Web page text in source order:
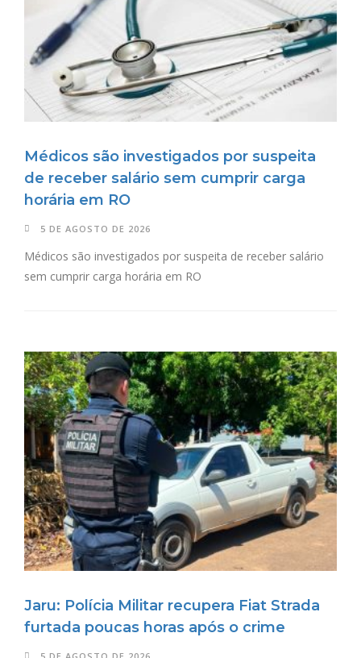
Médicos são investigados por suspeita
de receber salário sem cumprir carga
horária em RO
5 DE AGOSTO DE 2026
Médicos são investigados por suspeita de receber salário
sem cumprir carga horária em RO
Jaru: Polícia Militar recupera Fiat Strada
furtada poucas horas após o crime